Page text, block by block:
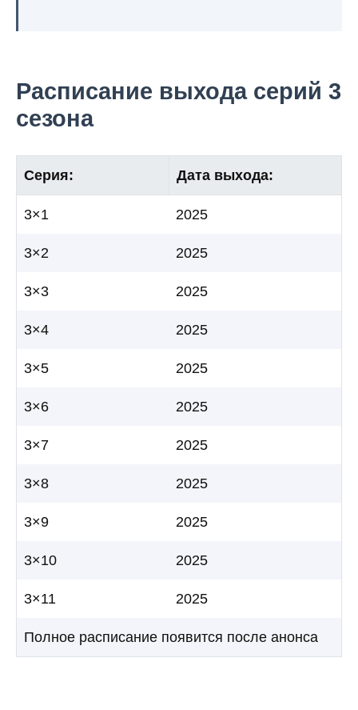
Расписание выхода серий 3
сезона
Серия: Дата выхода:
3×1 2025
3×2 2025
3×3 2025
3×4 2025
3×5 2025
3×6 2025
3×7 2025
3×8 2025
3×9 2025
3×10 2025
3×11 2025
Полное расписание появится после анонса